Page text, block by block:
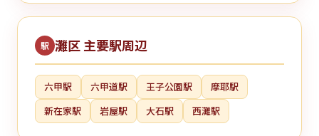
駅 灘区 主要駅周辺
六甲駅 六甲道駅 王子公園駅
摩耶駅
新在家駅
岩屋駅 大石駅 西灘駅